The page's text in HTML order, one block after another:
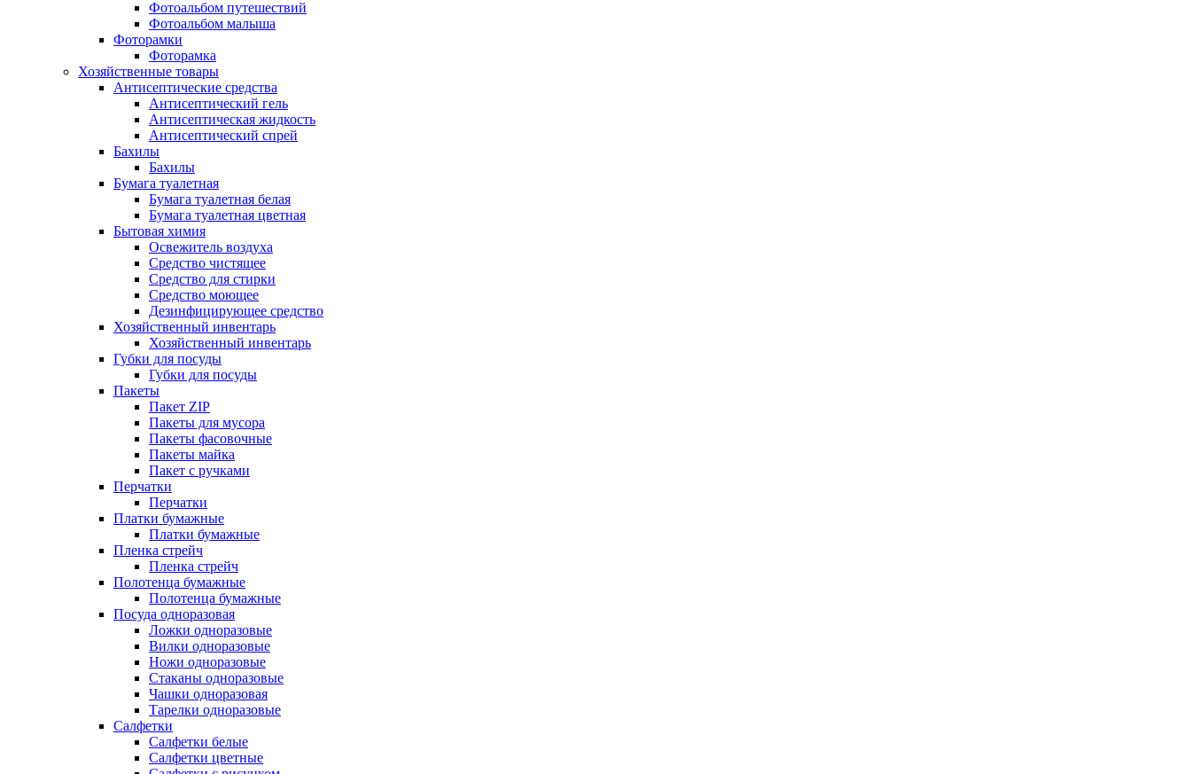
Фотоальбом путешествий
Фотоальбом малыша
Фоторамки
Фоторамка
Хозяйственные товары
Антисептические средства
Антисептический гель
Антисептическая жидкость
Антисептический спрей
Бахилы
Бахилы
Бумага туалетная
Бумага туалетная белая
Бумага туалетная цветная
Бытовая химия
Освежитель воздуха
Средство чистящее
Средство для стирки
Средство моющее
Дезинфицирующее средство
Хозяйственный инвентарь
Хозяйственный инвентарь
Губки для посуды
Губки для посуды
Пакеты
Пакет ZIP
Пакеты для мусора
Пакеты фасовочные
Пакеты майка
Пакет с ручками
Перчатки
Перчатки
Платки бумажные
Платки бумажные
Пленка стрейч
Пленка стрейч
Полотенца бумажные
Полотенца бумажные
Посуда одноразовая
Ложки одноразовые
Вилки одноразовые
Ножи одноразовые
Стаканы одноразовые
Чашки одноразовая
Тарелки одноразовые
Салфетки
Салфетки белые
Салфетки цветные